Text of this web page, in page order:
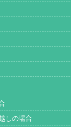
しの場合